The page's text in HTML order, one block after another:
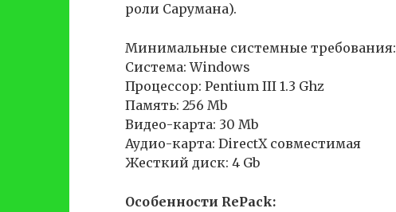
роли Сарумана).
Минимальные системные требования:
Система: Windows
Процессор: Pentium III 1.3 Ghz
Память: 256 Mb
Видео-карта: 30 Mb
Аудио-карта: DirectX совместимая
Жесткий диск: 4 Gb
Особенности RePack: